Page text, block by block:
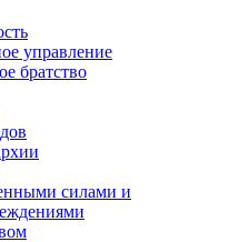
управление
братство
силами и